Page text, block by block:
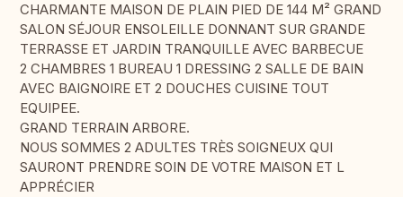
CHARMANTE MAISON DE PLAIN PIED DE 144 M² GRAND
SALON SÉJOUR ENSOLEILLE DONNANT SUR GRANDE
TERRASSE ET JARDIN TRANQUILLE AVEC BARBECUE
2 CHAMBRES 1 BUREAU 1 DRESSING 2 SALLE DE BAIN
AVEC BAIGNOIRE ET 2 DOUCHES CUISINE TOUT
EQUIPEE.
GRAND TERRAIN ARBORE.
NOUS SOMMES 2 ADULTES TRÈS SOIGNEUX QUI
SAURONT PRENDRE SOIN DE VOTRE MAISON ET L
APPRÉCIER